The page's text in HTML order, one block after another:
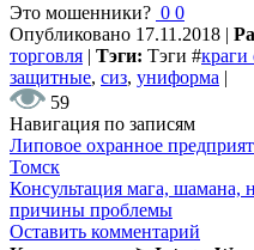
Это мошенники? 0 0
Опубликовано 17.11.2018 |
торговля | Тэги: Тэги #краги
защитные, сиз, униформа |
59
Навигация по записям
Липовое охранное
Томск
Консультация мага, шамана,
причины проблемы
Оставить комментарий